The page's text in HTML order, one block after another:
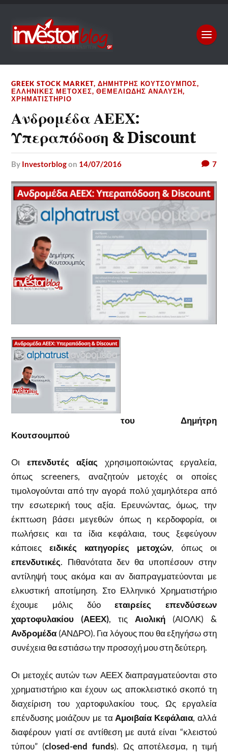
GREEK STOCK MARKET,ΔΗΜΉΤΡΗΣ ΚΟΥΤΣΟΥΜΠΌΣ,
ΕΛΛΗΝΙΚΈΣ ΜΕΤΟΧΈΣ,ΘΕΜΕΛΙΏΔΗΣ ΑΝΆΛΥΣΗ,
ΧΡΗΜΑΤΙΣΤΉΡΙΟ
Ανδρομέδα ΑΕΕΧ:
Υπεραπόδοση & Discount
by Investorblogon 14/07/2016 7
του Δημήτρη
Κουτσουμπού
Οιεπενδυτές αξίας χρησιμοποιώντας εργαλεία,
όπως screeners, αναζητούν μετοχές οι οποίες
τιμολογούνται από την αγορά πολύ χαμηλότερα από
την εσωτερική τους αξία. Ερευνώντας, όμως, την
έκπτωση βάσει μεγεθών όπως η κερδοφορία, οι
πωλήσεις και τα ίδια κεφάλαια, τους ξεφεύγουν
κάποιεςειδικές κατηγορίες μετοχών, όπως οι
επενδυτικές. Πιθανότατα δεν θα υποπέσουν στην
αντίληψή τους ακόμα και αν διαπραγματεύονται με
ελκυστική αποτίμηση. Στο Ελληνικό Χρηματιστήριο
έχουμε μόλις δύοεταιρείες επενδύσεων
χαρτοφυλακίου (ΑΕΕΧ), τις Αιολική (ΑΙΟΛΚ) &
Ανδρομέδα (ΑΝΔΡΟ). Για λόγους που θα εξηγήσω στη
συνέχεια θα εστιάσω την προσοχή μου στη δεύτερη.
Οι μετοχές αυτών των ΑΕΕΧ διαπραγματεύονται στο
χρηματιστήριο και έχουν ως αποκλειστικό σκοπό τη
διαχείριση του χαρτοφυλακίου τους. Ως εργαλεία
επένδυσης μοιάζουν με τα Αμοιβαία Κεφάλαια, αλλά
διαφέρουν γιατί σε αντίθεση με αυτά είναι “κλειστού
τύπου” (closed-end funds). Ως αποτέλεσμα, η τιμή